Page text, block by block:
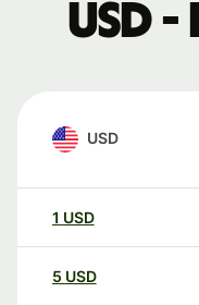
USD -
USD
1 USD
5 USD